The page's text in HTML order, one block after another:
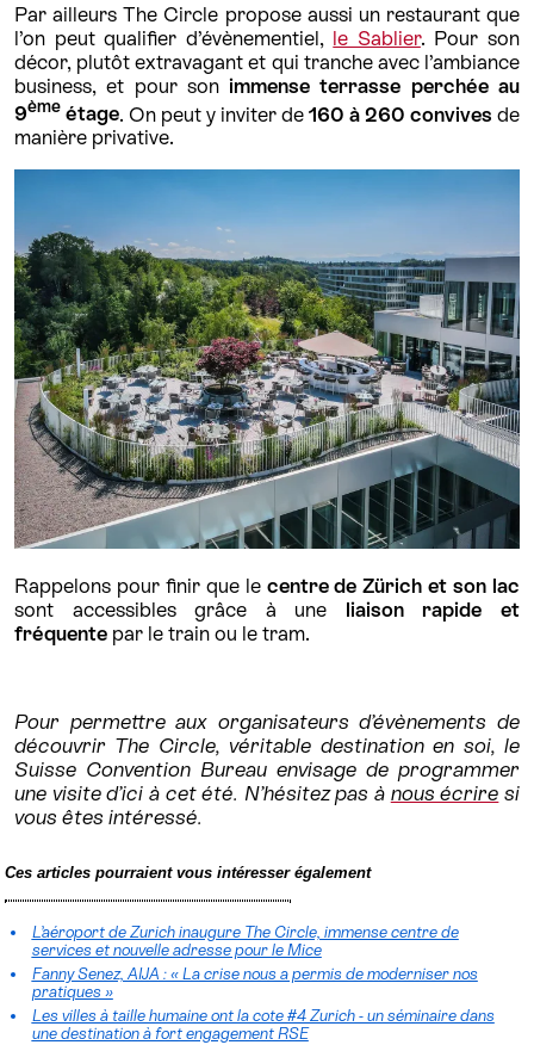
Par ailleurs The Circle propose aussi un restaurant que
l’on peut qualifier d’évènementiel, le Sablier. Pour son
décor, plutôt extravagant et qui tranche avec l’ambiance
business, et pour sonimmense terrasse perchée au
9ème étage. On peut y inviter de 160 à 260 convives de
manière privative.
Rappelons pour finir que le centre de Zürich et son lac
sont accessibles grâce à une liaison rapide et
fréquente par le train ou le tram.
Pour permettre aux organisateurs d’évènements de
découvrir The Circle, véritable destination en soi, le
Suisse Convention Bureau envisage de programmer
une visite d’ici à cet été. N’hésitez pas à nous écrire si
vous êtes intéressé.
Ces articles pourraient vous intéresser également
L’aéroport de Zurich inaugure The Circle, immense centre de
services et nouvelle adresse pour le Mice
Fanny Senez, AIJA : « La crise nous a permis de moderniser nos
pratiques »
Les villes à taille humaine ont la cote #4 Zurich - un séminaire dans
une destination à fort engagement RSE